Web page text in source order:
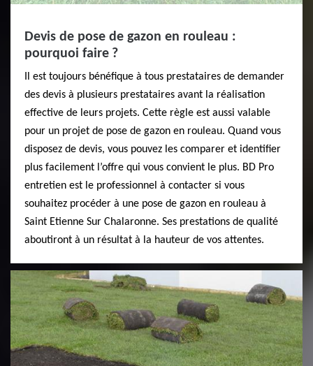
Devis de pose de gazon en rouleau :
pourquoi faire ?
Il est toujours bénéfique à tous prestataires de demander
des devis à plusieurs prestataires avant la réalisation
effective de leurs projets. Cette règle est aussi valable
pour un projet de pose de gazon en rouleau. Quand vous
disposez de devis, vous pouvez les comparer et identifier
plus facilement l’offre qui vous convient le plus. BD Pro
entretien est le professionnel à contacter si vous
souhaitez procéder à une pose de gazon en rouleau à
Saint Etienne Sur Chalaronne. Ses prestations de qualité
aboutiront à un résultat à la hauteur de vos attentes.